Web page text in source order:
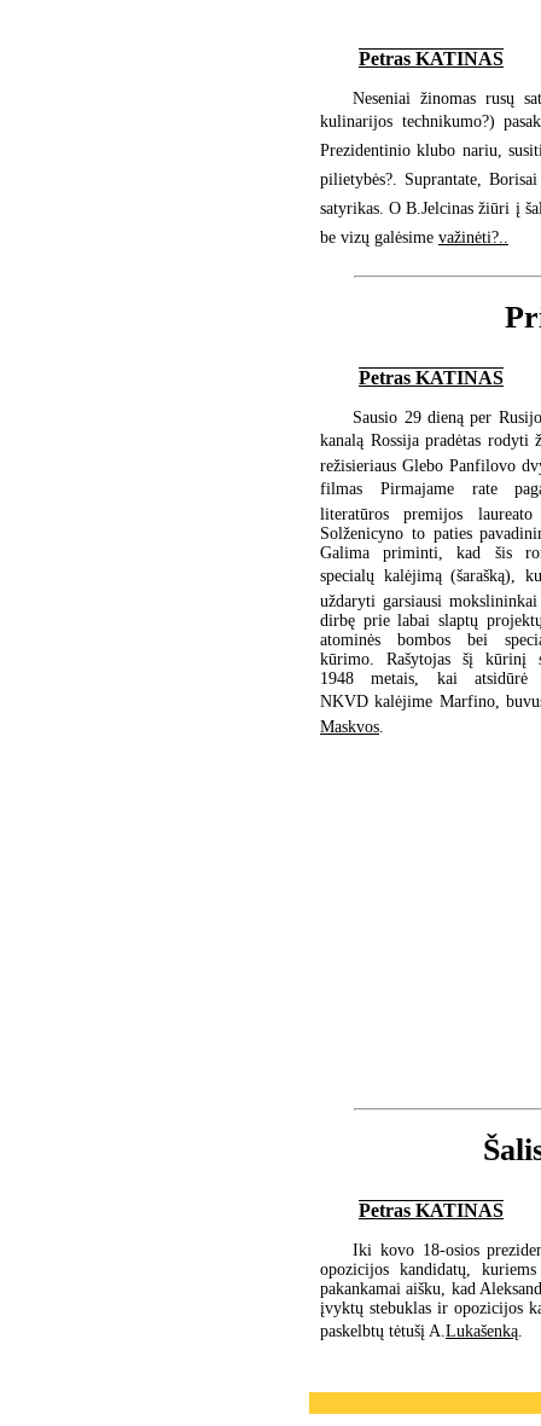
Petras KATINAS
Neseniai žinomas rusų
kulinarijos technikumo?)
Prezidentinio klubo nariu,
pilietybės?. Suprantate,
satyrikas. O B.Jelcinas žiūri į
be vizų galėsime važinėti?..
Petras KATINAS
Sausio 29 dieną per
kanalą Rossija pradėtas
režisieriaus Glebo Panfilovo
filmas Pirmajame rate
literatūros premijos laureato
Solženicyno to paties
Galima priminti, kad šis
specialų kalėjimą (šarašką),
uždaryti garsiausi
dirbę prie labai slaptų
atominės bombos bei
kūrimo. Rašytojas šį kūrinį
1948 metais, kai atsidūrė
NKVD kalėjime Marfino,
Maskvos
Petras KATINAS
Iki kovo 18-osios
opozicijos kandidatų,
pakankamai aišku, kad
įvyktų stebuklas ir opozicijos
paskelbtų tėtušį A. Lukašenką